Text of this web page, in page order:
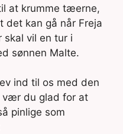
at krumme tæerne,
det kan gå når Freja
skal vil en tur i
sønnen Malte.
ind til os med den
vær du glad for at
pinlige som